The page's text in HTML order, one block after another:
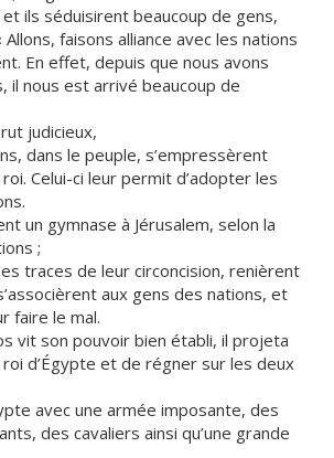
ils séduisirent beaucoup de gens,
faisons alliance avec les nations
En effet, depuis que nous avons
il nous est arrivé beaucoup de
judicieux,
dans le peuple, s’empressèrent
Celui-ci leur permit d’adopter les
un gymnase à Jérusalem, selon la
;
traces de leur circoncision, renièrent
aux gens des nations, et
faire le mal.
vit son pouvoir bien établi, il projeta
d’Égypte et de régner sur les deux
avec une armée imposante, des
des cavaliers ainsi qu’une grande